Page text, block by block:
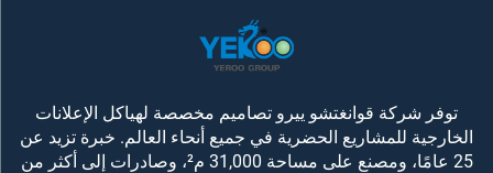
توفر شركة قوانغتشو ييرو تصاميم مخصصة لهياكل الإعلانات
الخارجية للمشاريع الحضرية في جميع أنحاء العالم. خبرة تزيد عن
25 عامًا، ومصنع على مساحة 31,000 م²، وصادرات إلى أكثر من